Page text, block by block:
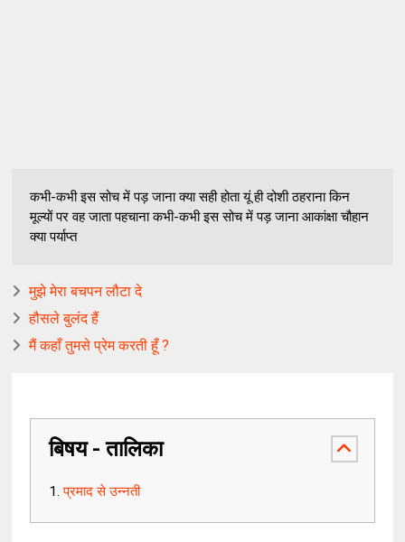
कभी-कभी इस सोच में पड़ जाना क्या सही होता यूं ही दोशी ठहराना किन
मूल्यों पर वह जाता पहचाना कभी-कभी इस सोच में पड़ जाना आकांक्षा चौहान
क्या पर्याप्त
मुझे मेरा बचपन लौटा दे
हौसले बुलंद हैं
मैं कहाँ तुमसे प्रेम करती हूँ ?
बिषय - तालिका
प्रमाद से उन्नती